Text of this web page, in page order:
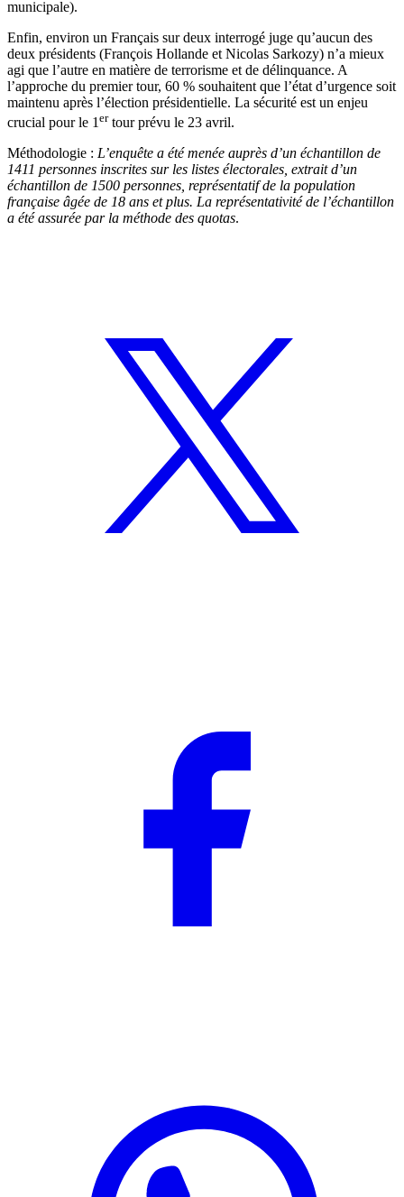
municipale).
Enfin, environ un Français sur deux interrogé juge qu’aucun des
deux présidents (François Hollande et Nicolas Sarkozy) n’a mieux
agi que l’autre en matière de terrorisme et de délinquance. A
l’approche du premier tour, 60 % souhaitent que l’état d’urgence soit
maintenu après l’élection présidentielle. La sécurité est un enjeu
crucial pour le 1 ertour prévu le 23 avril.
Méthodologie : L’enquête a été menée auprès d’un échantillon de
1411 personnes inscrites sur les listes électorales, extrait d’un
échantillon de 1500 personnes, représentatif de la population
française âgée de 18 ans et plus. La représentativité de l’échantillon
a été assurée par la méthode des quotas.